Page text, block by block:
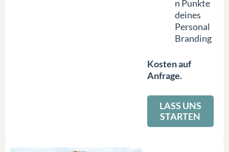
n Punkte
deines
Personal
Branding
Kosten auf
Anfrage.
LASS UNS
STARTEN